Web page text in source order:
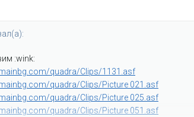
:wink:
quadra/Clips/1131.asf
quadra/Clips/Picture 021.asf
quadra/Clips/Picture 025.asf
quadra/Clips/Picture 051.asf